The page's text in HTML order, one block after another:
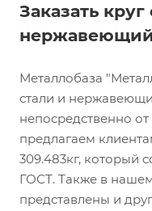
Заказать
нержавеющий
Металлобаза
стали и
непосредственно
предлагаем
309.483кг, который
ГОСТ. Также в
представлены и